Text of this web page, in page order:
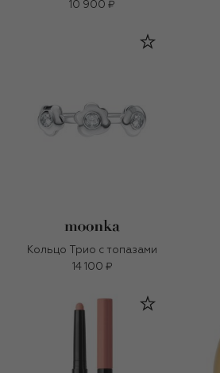
10 900 ₽
Кольцо Трио с топазами
14 100 ₽